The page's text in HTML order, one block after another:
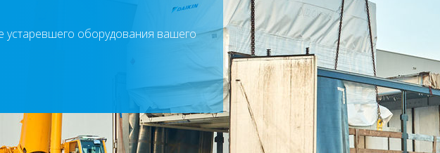
устаревшего оборудования вашего